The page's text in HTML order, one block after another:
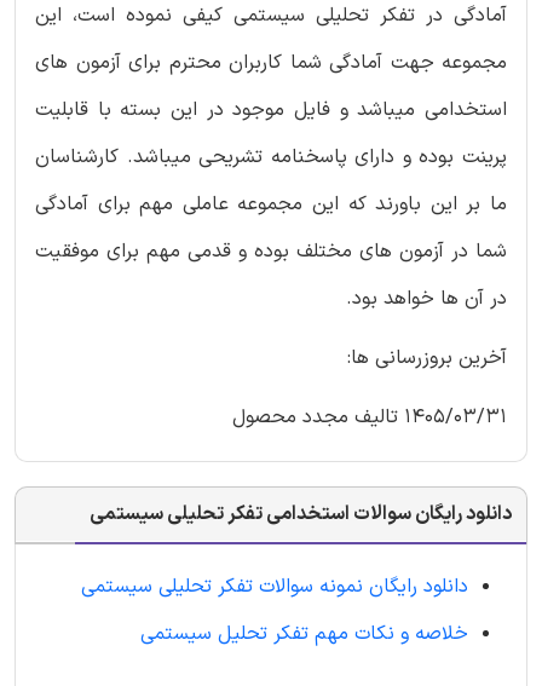
آمادگی در تفکر تحلیلی سیستمی کیفی نموده است، این
مجموعه جهت آمادگی شما کاربران محترم برای آزمون های
استخدامی میباشد و فایل موجود در این بسته با قابلیت
پرینت بوده و دارای پاسخنامه تشریحی میباشد. کارشناسان
ما بر این باورند که این مجموعه عاملی مهم برای آمادگی
شما در آزمون های مختلف بوده و قدمی مهم برای موفقیت
در آن ها خواهد بود.
آخرین بروزرسانی ها:
1405/03/31 تالیف مجدد محصول
دانلود رایگان سوالات استخدامی تفکر تحلیلی سیستمی
دانلود رایگان نمونه سوالات تفکر تحلیلی سیستمی
خلاصه و نکات مهم تفکر تحلیل سیستمی